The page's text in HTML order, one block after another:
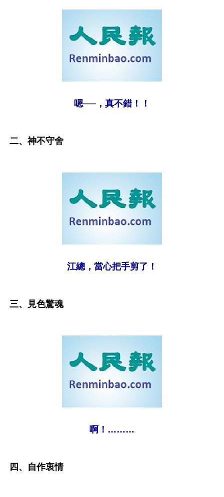
嗯──，真不錯！！
二、神不守舍
江總，當心把手剪了！
三、見色驚魂
啊！………
四、自作衷情